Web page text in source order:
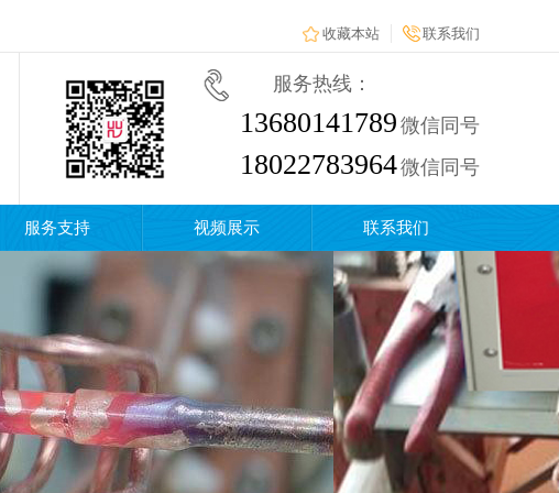
收藏本站 联系我们
服务热线：
13680141789 微信同号
18022783964微信同号
服务支持 视频展示 联系我们